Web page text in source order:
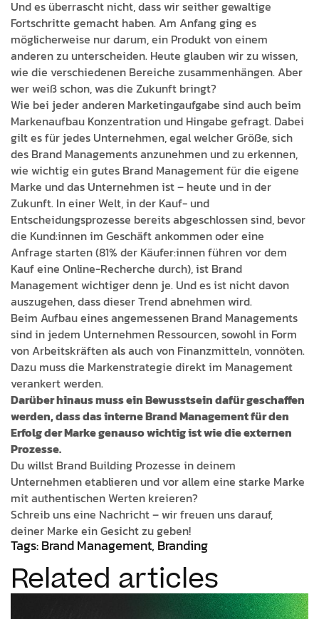
Und es überrascht nicht, dass wir seither gewaltige
Fortschritte gemacht haben. Am Anfang ging es
möglicherweise nur darum, ein Produkt von einem
anderen zu unterscheiden. Heute glauben wir zu wissen,
wie die verschiedenen Bereiche zusammenhängen. Aber
wer weiß schon, was die Zukunft bringt?
Wie bei jeder anderen Marketingaufgabe sind auch beim
Markenaufbau Konzentration und Hingabe gefragt. Dabei
gilt es für jedes Unternehmen, egal welcher Größe, sich
des Brand Managements anzunehmen und zu erkennen,
wie wichtig ein gutes Brand Management für die eigene
Marke und das Unternehmen ist – heute und in der
Zukunft. In einer Welt, in der Kauf- und
Entscheidungsprozesse bereits abgeschlossen sind, bevor
die Kund:innen im Geschäft ankommen oder eine
Anfrage starten (81% der Käufer:innen führen vor dem
Kauf eine Online-Recherche durch), ist Brand
Management wichtiger denn je. Und es ist nicht davon
auszugehen, dass dieser Trend abnehmen wird.
Beim Aufbau eines angemessenen Brand Managements
sind in jedem Unternehmen Ressourcen, sowohl in Form
von Arbeitskräften als auch von Finanzmitteln, vonnöten.
Dazu muss die Markenstrategie direkt im Management
verankert werden.
Darüber hinaus muss ein Bewusstsein dafür geschaffen
werden, dass das interne Brand Management für den
Erfolg der Marke genauso wichtig ist wie die externen
Prozesse.
Du willst Brand Building Prozesse in deinem
Unternehmen etablieren und vor allem eine starke Marke
mit authentischen Werten kreieren?
Schreib uns eine Nachricht – wir freuen uns darauf,
deiner Marke ein Gesicht zu geben!
Tags: Brand Management, Branding
Related articles